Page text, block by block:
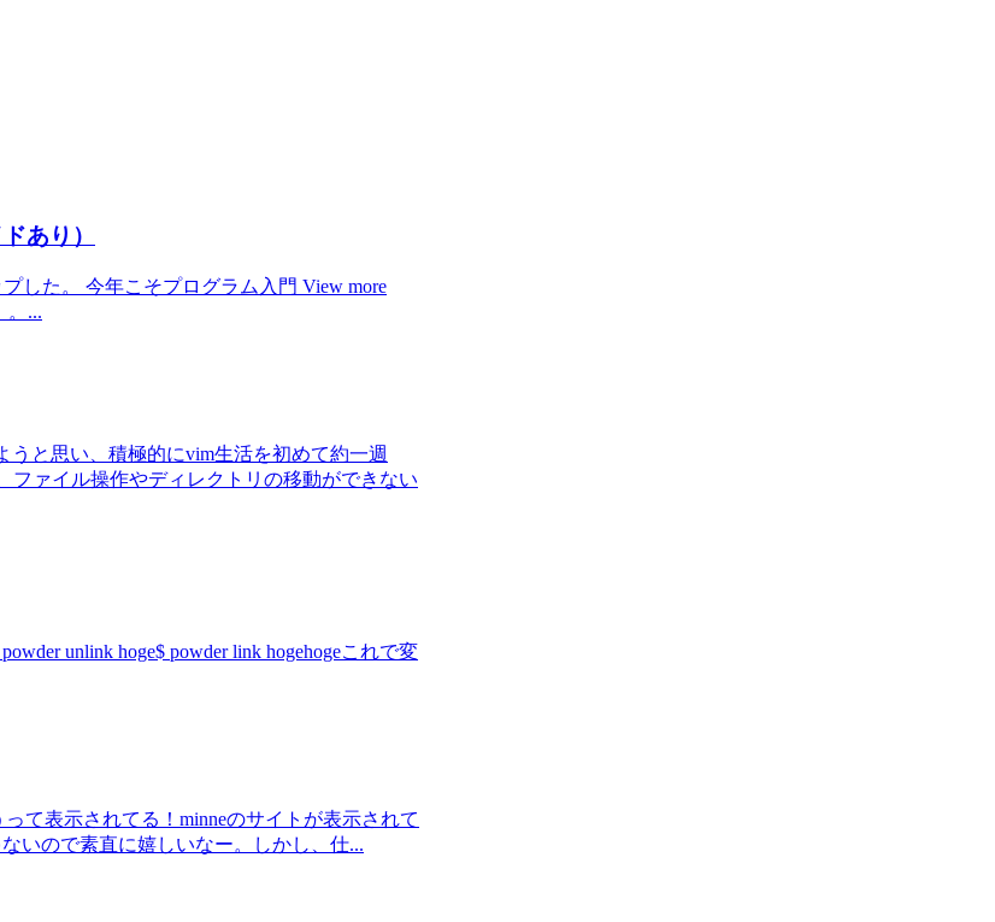
あり）
した。 今年こそプログラム入門 View more
。...
と思い、積極的にvim生活を初めて約一週
ファイル操作やディレクトリの移動ができない
unlink hoge$ powder link hogehogeこれで変
て表示されてる！minneのサイトが表示されて
いので素直に嬉しいなー。しかし、仕...